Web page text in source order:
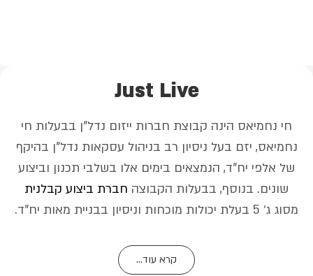
Just Live
חי נחמיאס הינה קבוצת חברות ייזום נדל"ן בבעלות חי
נחמיאס, יזם בעל ניסיון רב בניהול עסקאות נדל"ן בהיקף
של אלפי יח"ד, הנמצאים בימים אלו בשלבי תכנון וביצוע
שונים. בנוסף, בבעלות הקבוצה חברת ביצוע קבלנית
מסוג ג׳ 5 בעלת יכולות מוכחות וניסיון בבניית מאות יח"ד.
קרא עוד...